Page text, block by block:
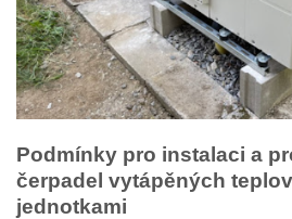
Podmínky pro instalaci a
čerpadel vytápěných
jednotkami